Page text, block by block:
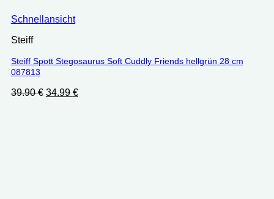
Schnellansicht
Steiff
Steiff Spott Stegosaurus Soft Cuddly Friends hellgrün 28 cm
087813
39.90€ Ursprünglicher
34.99 €Aktueller